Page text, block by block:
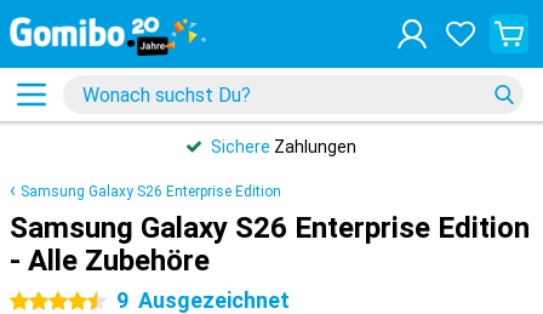
Sichere Zahlungen
Samsung Galaxy S26 Enterprise Edition
Samsung Galaxy S26 Enterprise Edition
- Alle Zubehöre
4.5 Sterne 9 Ausgezeichnet